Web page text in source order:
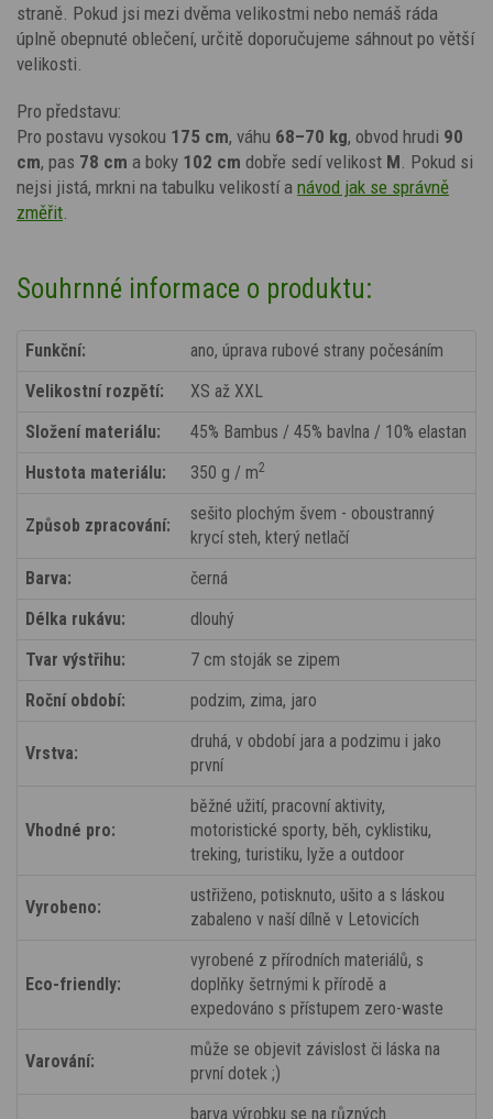
straně. Pokud jsi mezi dvěma velikostmi nebo nemáš ráda
úplně obepnuté oblečení, určitě doporučujeme sáhnout po větší
velikosti.
Pro představu:
Pro postavu vysokou 175 cm, váhu 68–70 kg, obvod hrudi 90
cm, pas 78 cm a boky 102 cm dobře sedí velikost M . Pokud si
nejsi jistá, mrkni na tabulku velikostí a návod jak se správně
změřit
Souhrnné informace o produktu:
Funkční:
ano, úprava rubové strany počesáním
Velikostní rozpětí:
XS až XXL
Složení materiálu:
45% Bambus / 45% bavlna / 10% elastan
Hustota materiálu:
350 g / m2
Způsob zpracování:
sešito plochým švem - oboustranný
krycí steh, který netlačí
Barva:
černá
Délka rukávu:
dlouhý
Tvar výstřihu:
7 cm stoják se zipem
Roční období:
podzim, zima, jaro
Vrstva:
druhá, v období jara a podzimu i jako
první
Vhodné pro:
běžné užití, pracovní aktivity,
motoristické sporty, běh, cyklistiku,
treking, turistiku, lyže a outdoor
Vyrobeno:
ustřiženo, potisknuto, ušito a s láskou
zabaleno v naší dílně v Letovicích
Eco-friendly:
vyrobené z přírodních materiálů, s
doplňky šetrnými k přírodě a
expedováno s přístupem zero-waste
Varování:
může se objevit závislost či láska na
první dotek ;)
barva výrobku se na různých